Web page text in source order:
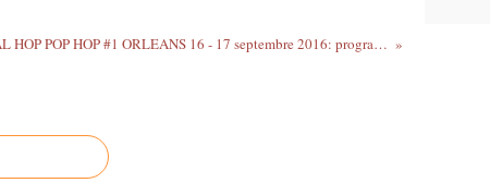
FESTIVAL HOP POP HOP #1 ORLEANS 16 - 17 septembre 2016: programme, tarifs et billetterie sont en ligne